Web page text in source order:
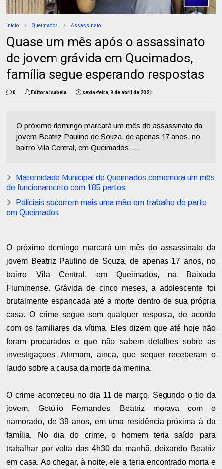
Início Queimados Assassinato
Quase um mês após o assassinato
de jovem grávida em Queimados,
família segue esperando respostas
0 Editora Isabela sexta-feira, 9 de abril de 2021
O próximo domingo marcará um mês do assassinato da
jovem Beatriz Paulino de Souza, de apenas 17 anos, no
bairro Vila Central, em Queimados, ...
Maternidade Municipal de Queimados comemora um mês
de funcionamento com 185 partos
Policiais socorrem mais uma mãe em trabalho de parto
em Queimados
O próximo domingo marcará um mês do assassinato da
jovem Beatriz Paulino de Souza, de apenas 17 anos, no
bairro Vila Central, em Queimados, na Baixada
Fluminense. Grávida de cinco meses, a adolescente foi
brutalmente espancada até a morte dentro de sua própria
casa. O crime segue sem qualquer resposta, de acordo
com os familiares da vítima. Eles dizem que até hoje não
foram procurados e que não sabem detalhes sobre as
investigações. Afirmam, ainda, que sequer receberam o
laudo sobre a causa da morte da menina.
O crime aconteceu no dia 11 de março. Segundo o tio da
jovem, Getúlio Fernandes, Beatriz morava com o
namorado, de 39 anos, em uma residência próxima à da
família. No dia do crime, o homem teria saído para
trabalhar por volta das 4h30 da manhã, deixando Beatriz
em casa. Ao chegar, à noite, ele a teria encontrado morta e